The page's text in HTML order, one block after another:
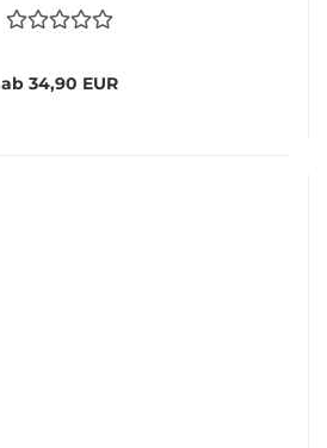
ab 34,90 EUR